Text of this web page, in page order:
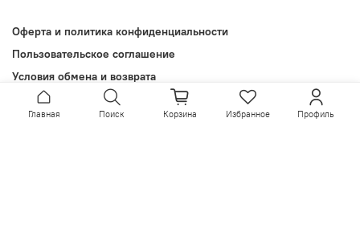
Оферта и политика конфиденциальности
Пользовательское соглашение
Условия обмена и возврата
Обратная связь
Главная Поиск Корзина Избранное Профиль